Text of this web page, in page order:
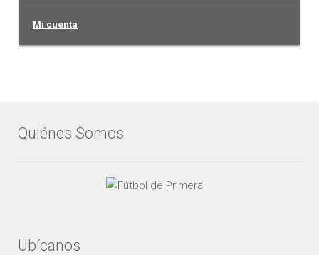
Mi cuenta
Quiénes Somos
Ubícanos